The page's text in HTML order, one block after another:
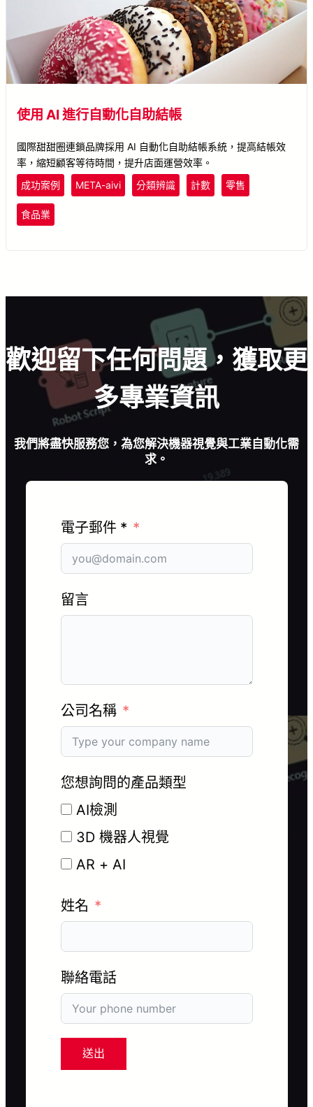
使用 AI 進行自動化自助結帳
國際甜甜圈連鎖品牌採用 AI 自動化自助結帳系統，提高結帳效
率，縮短顧客等待時間，提升店面運營效率。
成功案例
META-aivi 分類辨識 計數 零售
食品業
歡迎留下任何問題，獲取更
多專業資訊
我們將盡快服務您，為您解決機器視覺與工業自動化需
求。
電子郵件 *
留言
公司名稱
您想詢問的產品類型
AI檢測
3D 機器人視覺
AR + AI
姓名
聯絡電話
送出